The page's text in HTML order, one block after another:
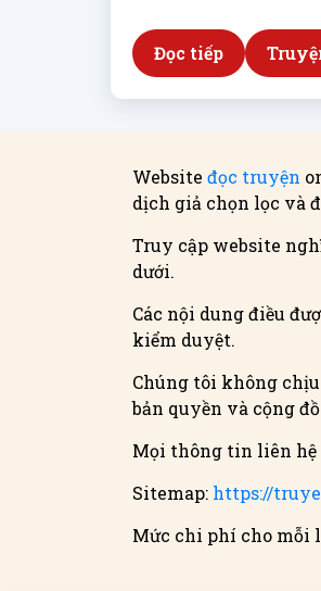
Đọc tiếp
Website đọc truyện
dịch giả chọn lọc và
Truy cập website
dưới.
Các nội dung điều
kiểm duyệt.
Chúng tôi không
bản quyền và cộng
Mọi thông tin liên hệ
Sitemap: https://
Mức chi phí cho mỗi